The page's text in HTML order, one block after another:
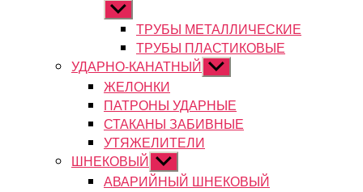
Показывать
подменюТРУБЫ МЕТАЛЛИЧЕСКИЕ
ТРУБЫ ПЛАСТИКОВЫЕ
УДАРНО-КАНАТНЫЙ Показывать
подменю
ЖЕЛОНКИ
ПАТРОНЫ УДАРНЫЕ
СТАКАНЫ ЗАБИВНЫЕ
УТЯЖЕЛИТЕЛИ
ШНЕКОВЫЙ Показывать
подменю
АВАРИЙНЫЙ ШНЕКОВЫЙ